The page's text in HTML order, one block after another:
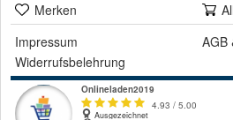
Merken
Impressum
AGB
Widerrufsbelehrung